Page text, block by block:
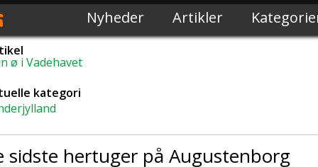
Nyheder Artikler
ø i Vadehavet
kategori
sidste hertuger på Augustenborg